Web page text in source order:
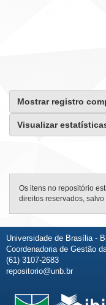
Mostrar registro
Visualizar
Os itens no repositório
direitos reservados,
Universidade de Brasília -
Coordenadoria de Gestão
(61) 3107-2683
repositorio@unb.br